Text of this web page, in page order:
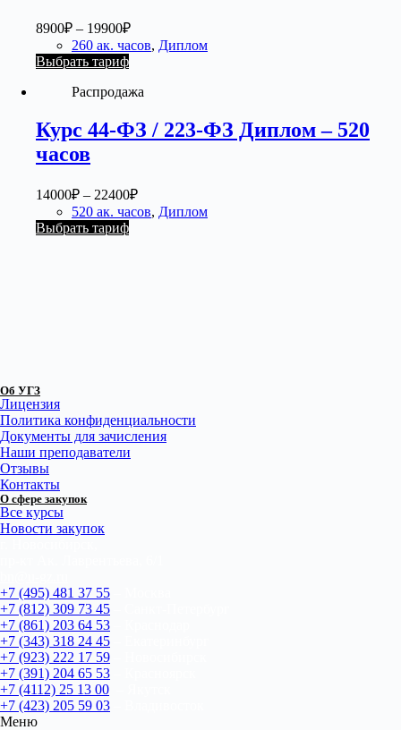
8900₽ – 19900₽
260 ак. часов, Диплом
Выбрать тариф
Распродажа
Курс 44-ФЗ / 223-ФЗ Диплом – 520
часов
14000₽ – 22400₽
520 ак. часов, Диплом
Выбрать тариф
Об УГЗ
Лицензия
Политика конфиденциальности
Документы для зачисления
Наши преподаватели
Отзывы
Контакты
О сфере закупок
Все курсы
Новости закупок
+7 (495) 481 37 55
+7 (812) 309 73 45
+7 (861) 203 64 53
+7 (343) 318 24 45
+7 (923) 222 17 59
+7 (391) 204 65 53
+7 (4112) 25 13 00
+7 (423) 205 59 03
Меню